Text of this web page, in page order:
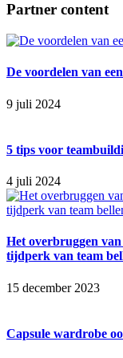
Partner content
De voordelen van
9 juli 2024
5 tips voor
4 juli 2024
Het overbruggen
tijdperk van team
15 december 2023
Capsule wardrobe